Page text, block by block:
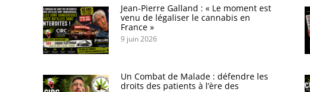
Jean-Pierre Galland : « Le moment est
venu de légaliser le cannabis en
France »
9 juin 2026
Un Combat de Malade : défendre les
droits des patients à l’ère des